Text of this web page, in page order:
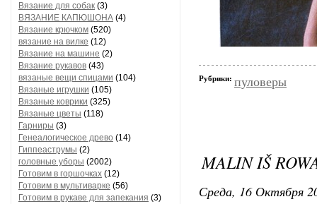
Вязание для собак (3)
ВЯЗАНИЕ КАПЮШОНА (4)
Вязание крючком (520)
вязание на вилке (12)
Вязание на машине (2)
Вязание рукавов (43)
вязаные вещи спицами (104)
Вязаные игрушки (105)
Вязаные коврики (325)
Вязаные цветы (118)
Гарниры (3)
Генеалогическое древо (14)
Гиппеаструмы (2)
головные уборы (2002)
Готовим в горшочках (12)
Готовим в мультиварке (56)
Готовим в рукаве для запекания (3)
Рубрики: пуловеры
MALIN IŠ
Среда, 16 Октября